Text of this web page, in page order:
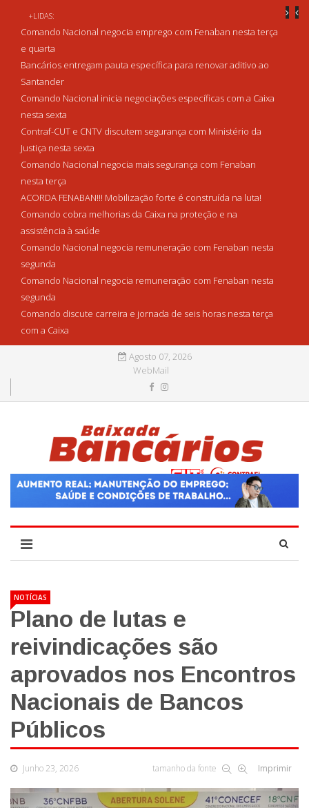
+LIDAS:
Comando Nacional negocia emprego com Fenaban nesta terça
e quarta
Bancários entregam pauta específica para renovar aditivo ao
Santander
Comando Nacional inicia negociações específicas com a Caixa
nesta sexta
Contraf-CUT e CNTV discutem segurança com Ministério da
Justiça nesta sexta
Comando Nacional negocia mais segurança com Fenaban
nesta terça
ACORDA FENABAN!!! Mobilização forte é construída na luta!
Comando cobra melhorias da Caixa na proteção e na
assistência à saúde
Comando Nacional negocia remuneração com Fenaban nesta
segunda
Comando Nacional negocia remuneração com Fenaban nesta
segunda
Comando discute carreira e jornada de seis horas nesta terça
com a Caixa
Agosto 07, 2026
WebMail
NOTÍCIAS
Plano de lutas e
reivindicações são
aprovados nos Encontros
Nacionais de Bancos
Públicos
Junho 23, 2026 tamanho da fonte Imprimir